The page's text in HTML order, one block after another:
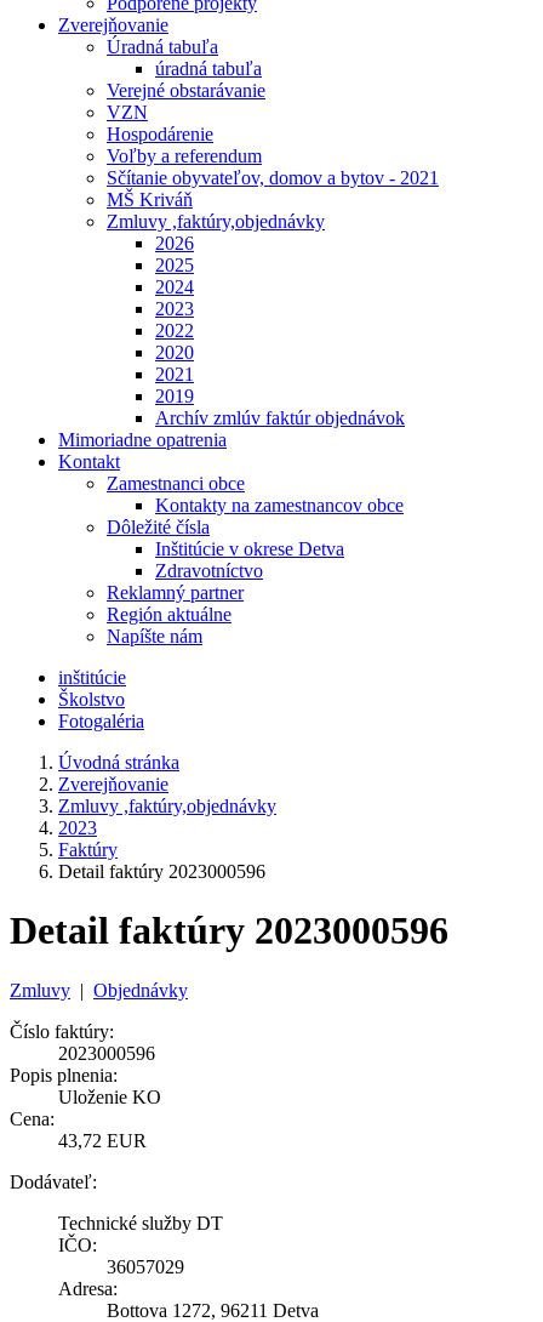
Zverejňovanie
Úradná tabuľa
úradná tabuľa
Verejné obstarávanie
VZN
Hospodárenie
Voľby a referendum
Sčítanie obyvateľov, domov a bytov - 2021
MŠ Kriváň
Zmluvy ,faktúry,objednávky
2026
2025
2024
2023
2022
2020
2021
2019
Archív zmlúv faktúr objednávok
Mimoriadne opatrenia
Kontakt
Zamestnanci obce
Kontakty na zamestnancov obce
Dôležité čísla
Inštitúcie v okrese Detva
Zdravotníctvo
Reklamný partner
Región aktuálne
Napíšte nám
inštitúcie
Školstvo
Fotogaléria
Úvodná stránka
Zverejňovanie
Zmluvy ,faktúry,objednávky
2023
Faktúry
Detail faktúry 2023000596
Detail faktúry 2023000596
Zmluvy | Objednávky
Číslo faktúry:
2023000596
Popis plnenia:
Uloženie KO
Cena:
43,72 EUR
Dodávateľ:
Technické služby DT
IČO:
36057029
Adresa:
Bottova 1272, 96211 Detva